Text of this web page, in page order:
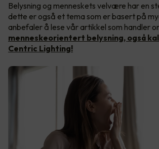
Belysning og menneskets velvære har en
dette er også et tema som er basert på
anbefaler å lese vår artikkel som handler
menneskeorientert belysning, også
Centric Lighting!